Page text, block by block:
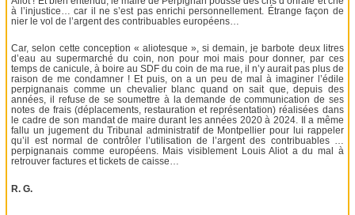
à l’injustice… car il ne s’est pas enrichi personnellement. Étrange façon de
nier le vol de l’argent des contribuables européens…
Car, selon cette conception « aliotesque », si demain, je barbote deux litres
d’eau au supermarché du coin, non pour moi mais pour donner, par ces
temps de canicule, à boire au SDF du coin de ma rue, il n’y aurait pas plus de
raison de me condamner ! Et puis, on a un peu de mal à imaginer l’édile
perpignanais comme un chevalier blanc quand on sait que, depuis des
années, il refuse de se soumettre à la demande de communication de ses
notes de frais (déplacements, restauration et représentation) réalisées dans
le cadre de son mandat de maire durant les années 2020 à 2024. Il a même
fallu un jugement du Tribunal administratif de Montpellier pour lui rappeler
qu’il est normal de contrôler l’utilisation de l’argent des contribuables …
perpignanais comme européens. Mais visiblement Louis Aliot a du mal à
retrouver factures et tickets de caisse…
R. G.